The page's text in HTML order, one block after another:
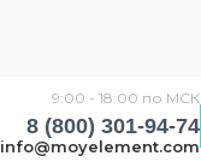
9:00 - 18:00 по МСК
8 (800) 301-94-74
info@moyelement.com